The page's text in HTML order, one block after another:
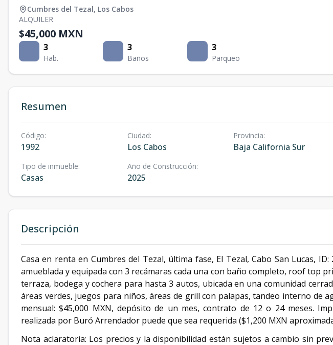
Cumbres del Tezal, Los Cabos
ALQUILER
$45,000 MXN
3
Hab.
3
Baños
3
Parqueo
Resumen
Código:
1992
Ciudad:
Los Cabos
Provincia:
Baja California Sur
Tipo de inmueble:
Casas
Año de Construcción:
2025
Descripción
Casa en renta en Cumbres del Tezal, última fase, El Tezal, Cabo San Lucas,
amueblada y equipada con 3 recámaras cada una con baño completo, roof top
terraza, bodega y cochera para hasta 3 autos, ubicada en una comunidad
áreas verdes, juegos para niños, áreas de grill con palapas, tandeo interno de
mensual: $45,000 MXN, depósito de un mes, contrato de 12 o 24 meses.
realizada por Buró Arrendador puede que sea requerida ($1,200 MXN
Nota aclaratoria: Los precios y la disponibilidad están sujetos a cambio sin